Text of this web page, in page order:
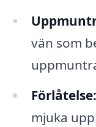
vän som
Förlåtelse:
mjuka